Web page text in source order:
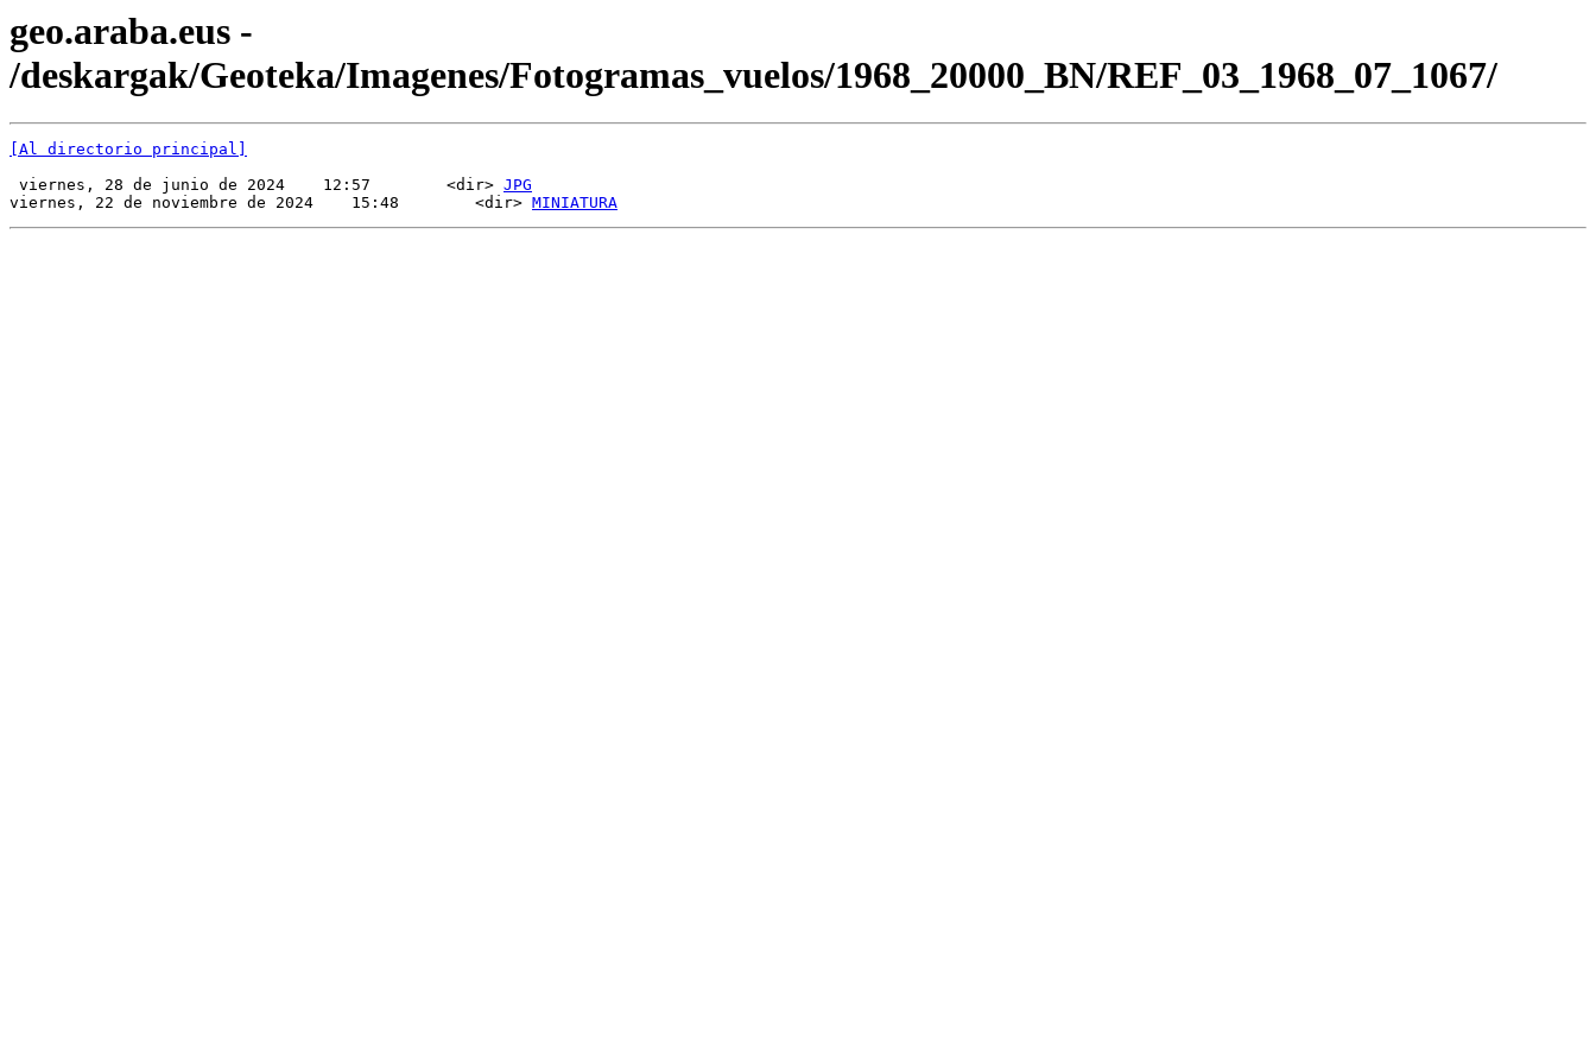
geo.araba.eus -
/deskargak/Geoteka/Imagenes/Fotogramas_vuelos/1968_20000_BN/REF_03_1968_07_1067/
[Al directorio principal]
viernes, 28 de junio de 2024    12:57        <dir> JPG
viernes, 22 de noviembre de 2024    15:48        <dir> MINIATURA